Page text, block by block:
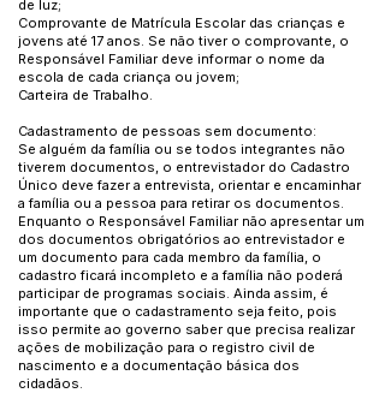
de luz;
Comprovante de Matrícula Escolar das crianças e
jovens até 17 anos. Se não tiver o comprovante, o
Responsável Familiar deve informar o nome da
escola de cada criança ou jovem;
Carteira de Trabalho.
Cadastramento de pessoas sem documento:
Se alguém da família ou se todos integrantes não
tiverem documentos, o entrevistador do Cadastro
Único deve fazer a entrevista, orientar e encaminhar
a família ou a pessoa para retirar os documentos.
Enquanto o Responsável Familiar não apresentar um
dos documentos obrigatórios ao entrevistador e
um documento para cada membro da família, o
cadastro ficará incompleto e a família não poderá
participar de programas sociais. Ainda assim, é
importante que o cadastramento seja feito, pois
isso permite ao governo saber que precisa realizar
ações de mobilização para o registro civil de
nascimento e a documentação básica dos
cidadãos.